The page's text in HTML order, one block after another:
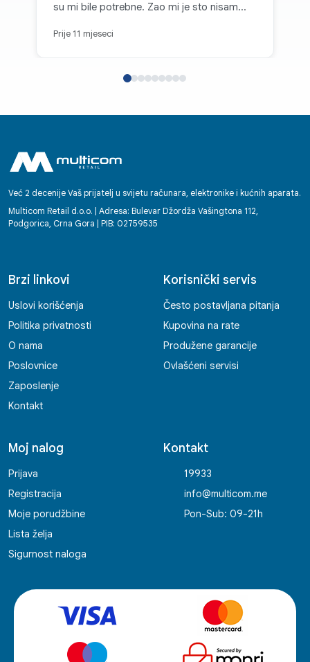
su mi bile potrebne. Zao mi je sto nisam
Prije 11 mjeseci
Već 2 decenije Vaš prijatelj u svijetu računara, elektronike i kućnih aparata.
Multicom Retail d.o.o. | Adresa: Bulevar Džordža Vašingtona 112,
Podgorica, Crna Gora | PIB: 02759535
Brzi linkovi
Uslovi korišćenja
Politika privatnosti
O nama
Poslovnice
Zaposlenje
Kontakt
Korisnički servis
Često postavljana pitanja
Kupovina na rate
Produžene garancije
Ovlašćeni servisi
Moj nalog
Prijava
Registracija
Moje porudžbine
Lista želja
Sigurnost naloga
Kontakt
19933
info@multicom.me
Pon-Sub: 09-21h